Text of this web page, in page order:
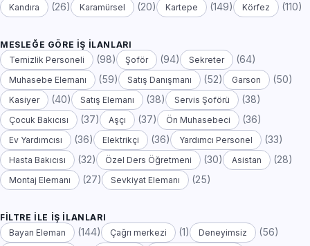
Kandıra (26) Karamürsel (20) Kartepe (149) Körfez (110)
MESLEĞE GÖRE İŞ İLANLARI
Temizlik Personeli
(98) Şoför (94) Sekreter (64)
Muhasebe Elemanı (59) Satış Danışmanı (52) Garson (50)
Kasiyer (40) Satış Elemanı (38) Servis Şoförü (38)
Çocuk Bakıcısı (37) Aşçı (37) Ön Muhasebeci (36)
Ev Yardımcısı (36) Elektrikçi (36) Yardımcı Personel (33)
Hasta Bakıcısı (32) Özel Ders Öğretmeni (30) Asistan (28)
Montaj Elemanı (27) Sevkiyat Elemanı (25)
FILTRE ILE İŞ İLANLARI
Bayan Eleman
(144) Çağrı merkezi (1) Deneyimsiz (56)